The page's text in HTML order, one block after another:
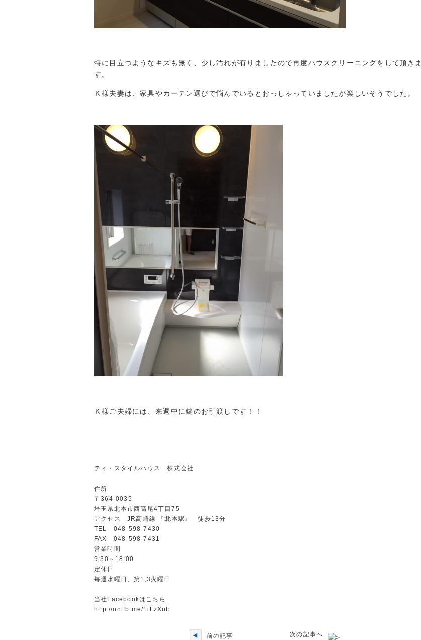
特に目立つようなキズも無く、少し汚れが有りましたので再度ハウスクリーニングをして頂きま
す。
Ｋ様夫妻は、家具やカーテン選びで悩んでいるとおっしゃっていましたが楽しいそうでした。
Ｋ様ご夫婦には、来週中に鍵のお引渡しです！！
ティ・スタイルハウス 株式会社
住所
〒364-0035
埼玉県北本市西高尾4丁目75
アクセス JR高崎線 『北本駅』 徒歩13分
TEL 048-598-7430
FAX 048-598-7431
営業時間
9:30～18:00
定休日
毎週水曜日、第1,3火曜日
当社Facebookはこちら
http://on.fb.me/1iLzXub
前の記事 次の記事へ